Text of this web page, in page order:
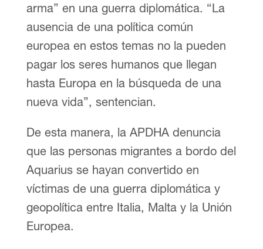
arma” en una guerra diplomática. “La
ausencia de una política común
europea en estos temas no la pueden
pagar los seres humanos que llegan
hasta Europa en la búsqueda de una
nueva vida”, sentencian.
De esta manera, la APDHA denuncia
que las personas migrantes a bordo del
Aquarius se hayan convertido en
víctimas de una guerra diplomática y
geopolítica entre Italia, Malta y la Unión
Europea.